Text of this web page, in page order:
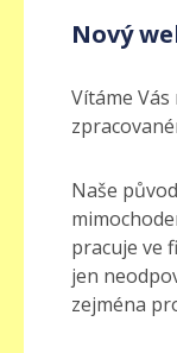
Nový
Vítáme
Naše
pracuje ve
jen
zejména